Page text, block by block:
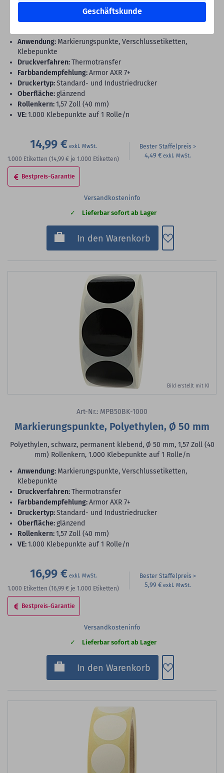
Geschäftskunde
Polyethylen, rot, permanent klebend, Ø 30 mm, 1,57 Zoll (40 mm)
Anwendung: Markierungspunkte, Verschlussetiketten,
Klebepunkte
Druckverfahren:Thermotransfer
Farbbandempfehlung:Armor AXR 7+
Druckertyp:Standard- und Industriedrucker
Oberfläche:glänzend
Rollenkern:1,57 Zoll (40 mm)
VE:1.000 Klebepunkte auf 1 Rolle/n
14,99 €
1.000 Etiketten (14,99 € je 1.000 Etiketten)
Bester Staffelpreis
4,49 €
Bestpreis-Garantie
Versandkosteninfo
Lieferbar sofort ab Lager
In den Warenkorb Zum
Bild erstellt mit KI
Art-Nr.: MPB50BK-1000
Markierungspunkte, Polyethylen, Ø 50 mm
Polyethylen, schwarz, permanent klebend, Ø 50 mm, 1,57 Zoll (40
mm) Rollenkern, 1.000 Klebepunkte auf 1 Rolle/n
Anwendung: Markierungspunkte, Verschlussetiketten,
Klebepunkte
Druckverfahren:Thermotransfer
Farbbandempfehlung:Armor AXR 7+
Druckertyp:Standard- und Industriedrucker
Oberfläche:glänzend
Rollenkern:1,57 Zoll (40 mm)
VE:1.000 Klebepunkte auf 1 Rolle/n
16,99 €
1.000 Etiketten (16,99 € je 1.000 Etiketten)
Bester Staffelpreis
5,99 €
Bestpreis-Garantie
Versandkosteninfo
Lieferbar sofort ab Lager
In den Warenkorb Zum